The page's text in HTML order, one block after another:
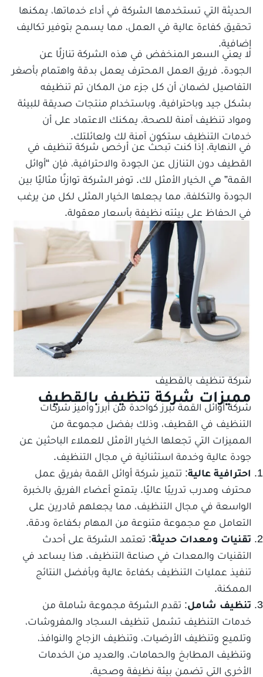
الحديثة التي تستخدمها الشركة في أداء خدماتها، يمكنها
تحقيق كفاءة عالية في العمل، مما يسمح بتوفير تكاليف
إضافية.
لا يعني السعر المنخفض في هذه الشركة تنازلًا عن
الجودة. فريق العمل المحترف يعمل بدقة واهتمام بأصغر
التفاصيل لضمان أن كل جزء من المكان تم تنظيفه
بشكل جيد وباحترافية. وباستخدام منتجات صديقة للبيئة
ومواد تنظيف آمنة للصحة، يمكنك الاعتماد على أن
خدمات التنظيف ستكون آمنة لك ولعائلتك.
في النهاية، إذا كنت تبحث عن أرخص شركة تنظيف في
القطيف دون التنازل عن الجودة والاحترافية، فإن “أوائل
القمة” هي الخيار الأمثل لك. توفر الشركة توازنًا مثاليًا بين
الجودة والتكلفة، مما يجعلها الخيار المثلى لكل من يرغب
في الحفاظ على بيئته نظيفة بأسعار معقولة.
شركة تنظيف بالقطيف
مميزات شركة تنظيف بالقطيف
شركة أوائل القمة تبرز كواحدة من أبرز وأميز شركات
التنظيف في القطيف، وذلك بفضل مجموعة من
المميزات التي تجعلها الخيار الأمثل للعملاء الباحثين عن
جودة عالية وخدمة استثنائية في مجال التنظيف.
احترافية عالية: تتميز شركة أوائل القمة بفريق عمل
محترف ومدرب تدريبًا عاليًا. يتمتع أعضاء الفريق بالخبرة
الواسعة في مجال التنظيف، مما يجعلهم قادرين على
التعامل مع مجموعة متنوعة من المهام بكفاءة ودقة.
تقنيات ومعدات حديثة: تعتمد الشركة على أحدث
التقنيات والمعدات في صناعة التنظيف. هذا يساعد في
تنفيذ عمليات التنظيف بكفاءة عالية وبأفضل النتائج
الممكنة.
تنظيف شامل: تقدم الشركة مجموعة شاملة من
خدمات التنظيف تشمل تنظيف السجاد والمفروشات،
وتلميع وتنظيف الأرضيات، وتنظيف الزجاج والنوافذ،
وتنظيف المطابخ والحمامات، والعديد من الخدمات
الأخرى التي تضمن بيئة نظيفة وصحية.